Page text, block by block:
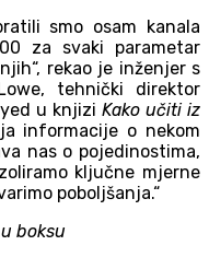
smo osam kanala
za svaki parametar
rekao je inženjer s
tehnički direktor
u knjizi Kako učiti iz
informacije o nekom
nas o pojedinostima,
ključne mjerne
poboljšanja.“
boksu